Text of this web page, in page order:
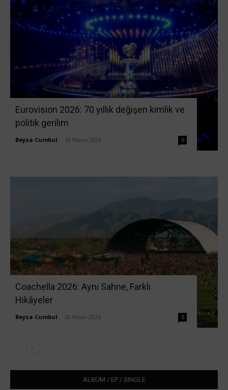
Eurovision 2026: 70 yıllık değişen kimlik ve
politik gerilim
Beyza Cumbul 18 Mayıs 2026 0
Coachella 2026: Aynı Sahne, Farklı
Hikâyeler
Beyza Cumbul 20 Nisan 2026 0
ALBÜM / EP / SINGLE